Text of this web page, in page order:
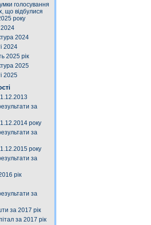
голосування
що відбулися
року
2024
2024
2024
2025 рік
2025
2025
за
року
за
року
за
рік
за
за 2017 рік
за 2017 рік